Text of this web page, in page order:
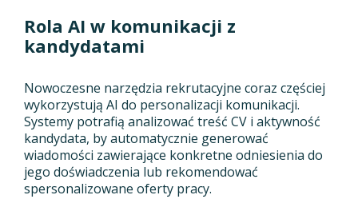
Rola AI w komunikacji z
kandydatami
Nowoczesne narzędzia rekrutacyjne coraz częściej
wykorzystują AI do personalizacji komunikacji.
Systemy potrafią analizować treść CV i aktywność
kandydata, by automatycznie generować
wiadomości zawierające konkretne odniesienia do
jego doświadczenia lub rekomendować
spersonalizowane oferty pracy.